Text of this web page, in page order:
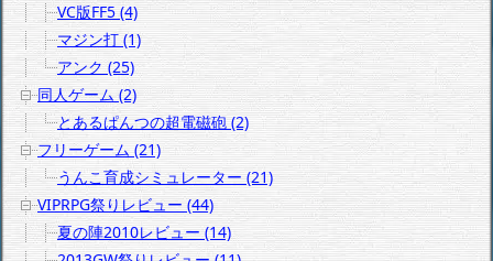
VC版FF5 (4)
マジン打 (1)
アンク (25)
同人ゲーム (2)
とあるぱんつの超電磁砲 (2)
フリーゲーム (21)
うんこ育成シミュレーター (21)
VIPRPG祭りレビュー (44)
夏の陣2010レビュー (14)